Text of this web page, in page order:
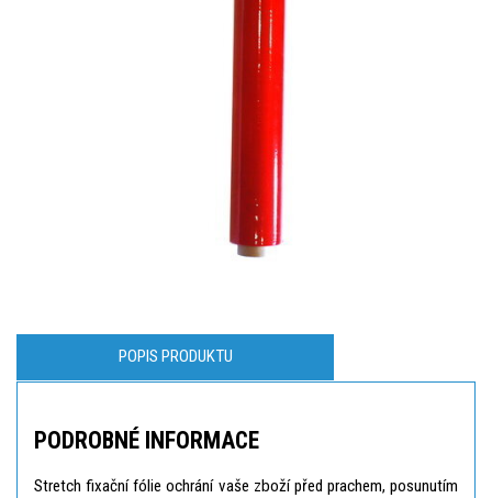
POPIS PRODUKTU
PODROBNÉ INFORMACE
Stretch fixační fólie ochrání vaše zboží před prachem, posunutím